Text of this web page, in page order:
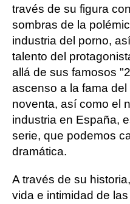
través de su figura
sombras de la
industria del porno,
talento del
allá de sus famosos
ascenso a la fama
noventa, así como el
industria en España,
serie, que podemos
dramática.
A través de su historia,
vida e intimidad de